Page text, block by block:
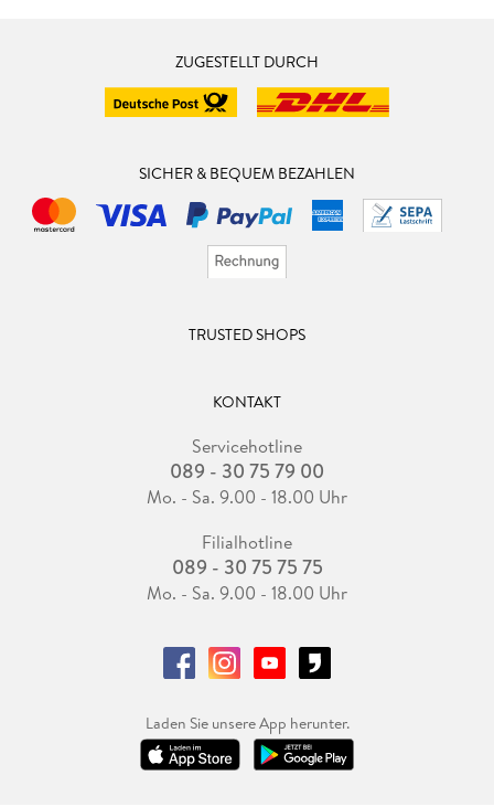
ZUGESTELLT DURCH
SICHER & BEQUEM BEZAHLEN
TRUSTED SHOPS
KONTAKT
Servicehotline
089 - 30 75 79 00
Mo. - Sa. 9.00 - 18.00 Uhr
Filialhotline
089 - 30 75 75 75
Mo. - Sa. 9.00 - 18.00 Uhr
Laden Sie unsere App herunter.